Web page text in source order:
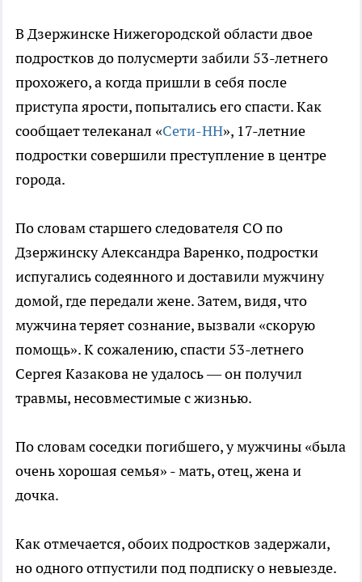
В Дзержинске Нижегородской области двое
подростков до полусмерти забили 53-летнего
прохожего, а когда пришли в себя после
приступа ярости, попытались его спасти. Как
сообщает телеканал «Сети-НН», 17-летние
подростки совершили преступление в центре
города.
По словам старшего следователя СО по
Дзержинску Александра Варенко, подростки
испугались содеянного и доставили мужчину
домой, где передали жене. Затем, видя, что
мужчина теряет сознание, вызвали «скорую
помощь». К сожалению, спасти 53-летнего
Сергея Казакова не удалось — он получил
травмы, несовместимые с жизнью.
По словам соседки погибшего, у мужчины «была
очень хорошая семья» - мать, отец, жена и
дочка.
Как отмечается, обоих подростков задержали,
но одного отпустили под подписку о невыезде.